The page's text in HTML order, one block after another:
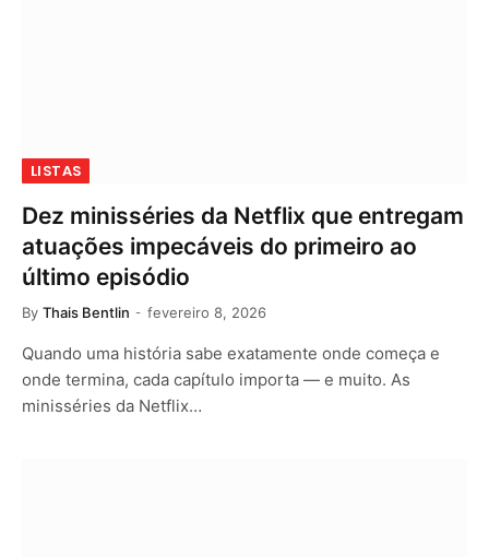
LISTAS
Dez minisséries da Netflix que entregam
atuações impecáveis do primeiro ao
último episódio
By Thais Bentlin fevereiro 8, 2026
Quando uma história sabe exatamente onde começa e
onde termina, cada capítulo importa — e muito. As
minisséries da Netflix…